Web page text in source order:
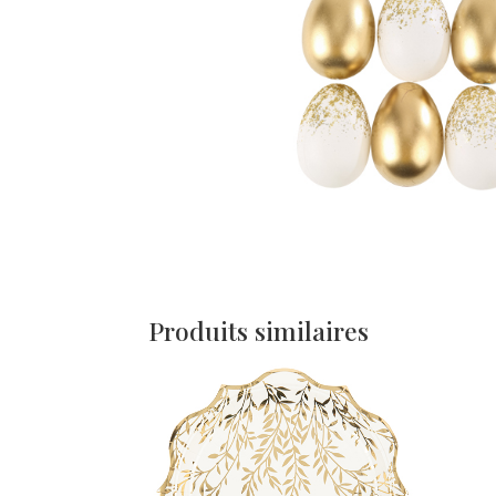
Produits similaires